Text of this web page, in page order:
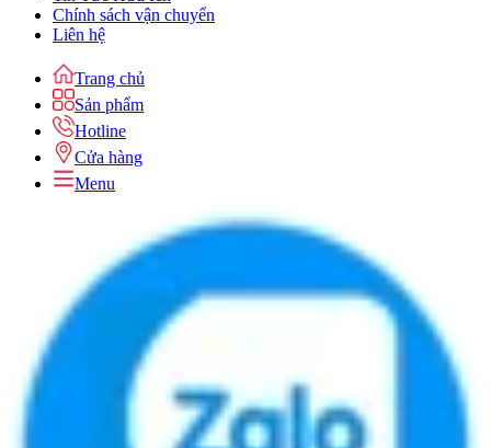
Chính sách vận chuyển
Liên hệ
Trang chủ
Sản phẩm
Hotline
Cửa hàng
Menu